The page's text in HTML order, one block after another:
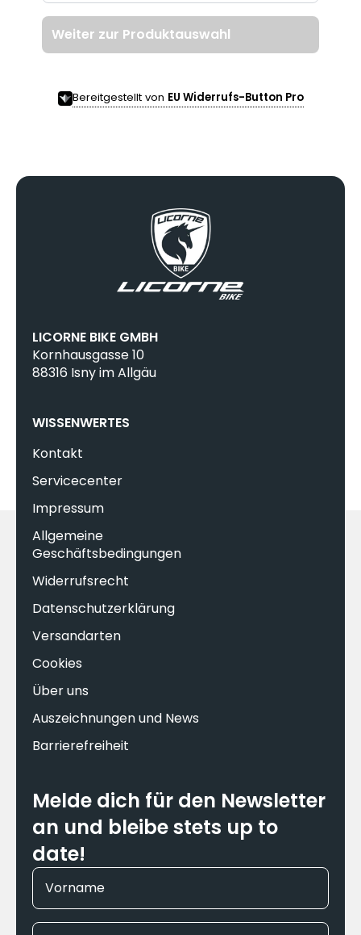
Weiter zur Produktauswahl
Bereitgestellt von EU Widerrufs-Button Pro
LICORNE BIKE GMBH
Kornhausgasse 10
88316 Isny im Allgäu
WISSENWERTES
Kontakt
Servicecenter
Impressum
Allgemeine
Geschäftsbedingungen
Widerrufsrecht
Datenschutzerklärung
Versandarten
Cookies
Über uns
Auszeichnungen und News
Barrierefreiheit
Melde dich für den Newsletter
an und bleibe stets up to
date!
Vorname